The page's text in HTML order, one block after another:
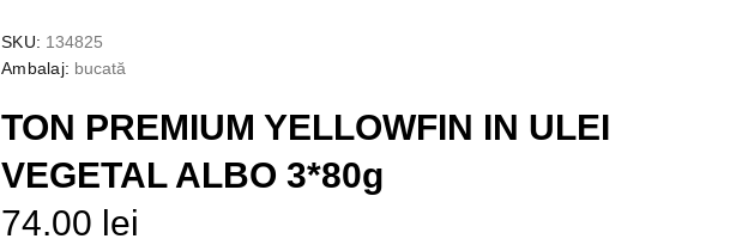
SKU: 134825
Ambalaj: bucată
TON PREMIUM YELLOWFIN IN ULEI
VEGETAL ALBO 3*80g
74.00 lei